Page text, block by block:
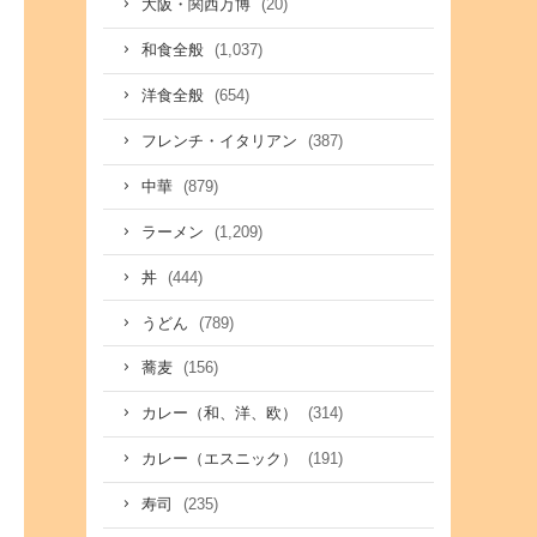
大阪・関西万博 (20)
和食全般 (1,037)
洋食全般 (654)
フレンチ・イタリアン (387)
中華 (879)
ラーメン (1,209)
丼 (444)
うどん (789)
蕎麦 (156)
カレー（和、洋、欧） (314)
カレー（エスニック） (191)
寿司 (235)